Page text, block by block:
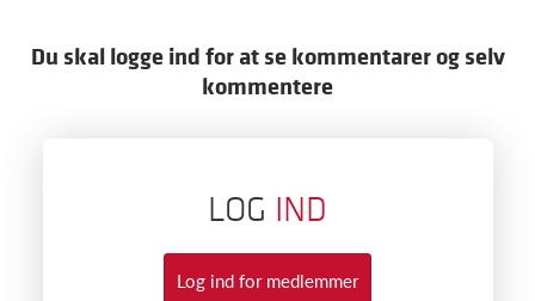
Du skal logge ind for at se kommentarer og selv
kommentere
LOG IND
Log ind for medlemmer